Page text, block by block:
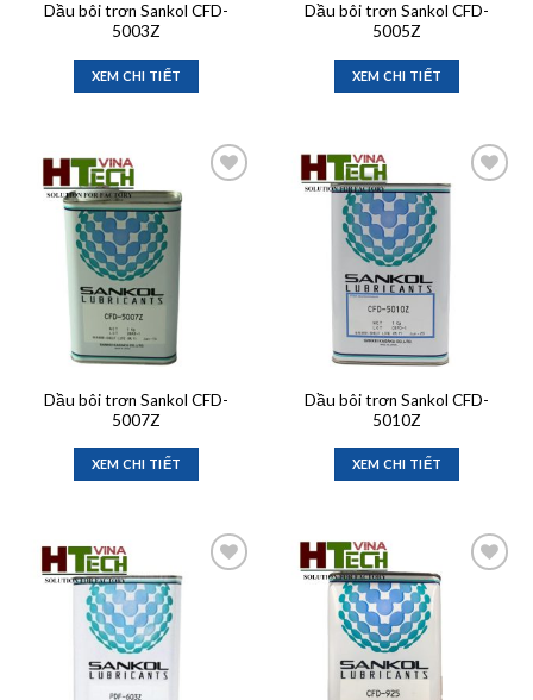
Dầu bôi trơn Sankol CFD-
5003Z
XEM CHI TIẾT
Dầu bôi trơn Sankol CFD-
5005Z
XEM CHI TIẾT
Dầu bôi trơn Sankol CFD-
5007Z
XEM CHI TIẾT
Dầu bôi trơn Sankol CFD-
5010Z
XEM CHI TIẾT